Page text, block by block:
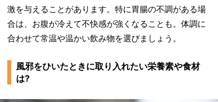
激を与えることがあります。特に胃腸の不調がある場
合は、お腹が冷えて不快感が強くなることも。体調に
合わせて常温や温かい飲み物を選びましょう。
風邪をひいたときに取り入れたい栄養素や食材
は?